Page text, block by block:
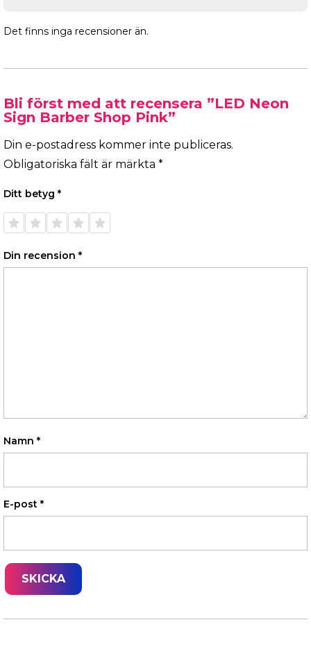
Det finns inga recensioner än.
Bli först med att recensera ”LED Neon
Sign Barber Shop Pink”
Din e-postadress kommer inte publiceras.
Obligatoriska fält är märkta *
Ditt betyg *
1 av 5
stjärnor
2 av 5
stjärnor
3 av 5
stjärnor
4 av 5
stjärnor
5 av 5
stjärnor
Din recension *
Namn *
E-post *